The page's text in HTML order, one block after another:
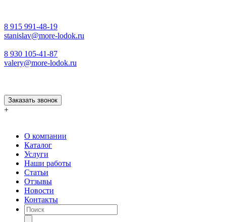
8 915 991-48-19
stanislav@more-lodok.ru
8 930 105-41-87
valery@more-lodok.ru
Заказать звонок
+
О компании
Каталог
Услуги
Наши работы
Статьи
Отзывы
Новости
Контакты
Поиск
товаров